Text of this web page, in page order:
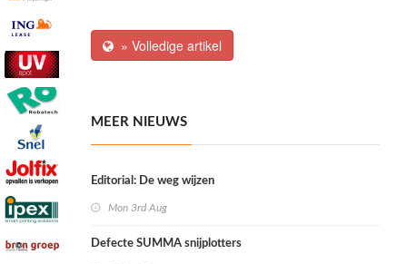
» Volledige artikel
MEER NIEUWS
Editorial: De weg wijzen
Mon 3rd Aug
Defecte SUMMA snijplotters